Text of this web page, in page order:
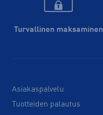
Turvallinen maksaminen
Asiakaspalvelu
Tuotteiden palautus